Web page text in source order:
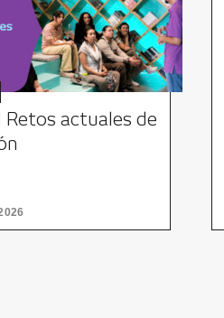
Retos actuales de